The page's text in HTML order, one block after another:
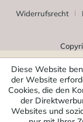
Widerrufsrecht
Diese Website
der Website
Cookies, die den
der
Websites und